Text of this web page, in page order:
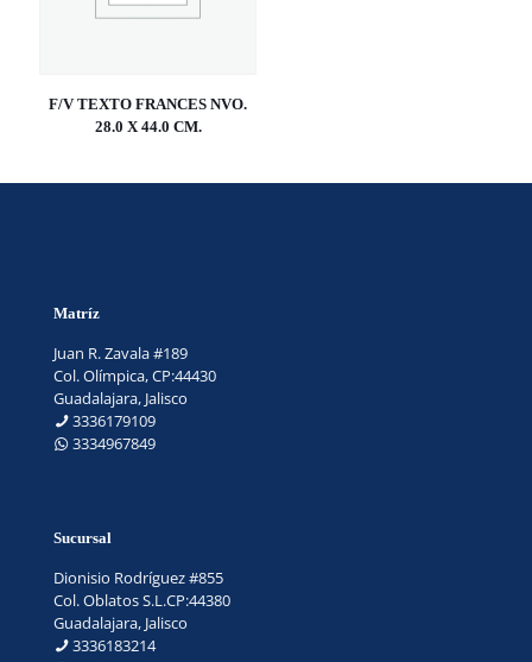
F/V TEXTO FRANCES NVO.
28.0 X 44.0 CM.
Matríz
Juan R. Zavala #189
Col. Olímpica, CP:44430
Guadalajara, Jalisco
3336179109
3334967849
Sucursal
Dionisio Rodríguez #855
Col. Oblatos S.L.CP:44380
Guadalajara, Jalisco
3336183214